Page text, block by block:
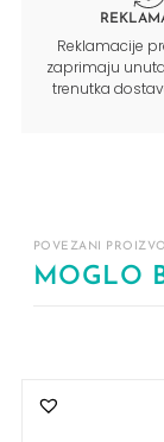
Reklamacije
zaprimaju
trenutka
POVEZANI
MOGLO